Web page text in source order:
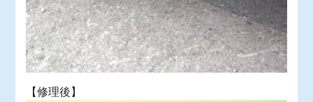
【修理後】